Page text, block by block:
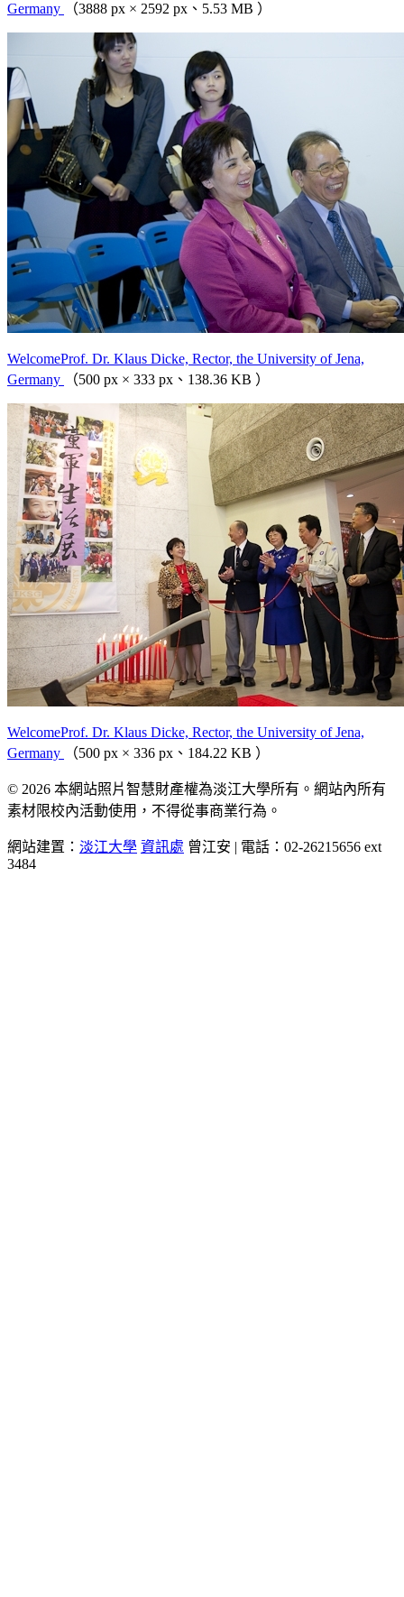
Germany （3888 px × 2592 px、5.53 MB ）
WelcomeProf. Dr. Klaus Dicke, Rector, the University of Jena,
Germany
（500 px × 333 px、138.36 KB ）
WelcomeProf. Dr. Klaus Dicke, Rector, the University of Jena,
Germany
（500 px × 336 px、184.22 KB ）
© 2026 本網站照片智慧財產權為淡江大學所有。網站內所有
素材限校內活動使用，不得從事商業行為。
網站建置： 淡江大學 資訊處 曾江安 | 電話：02-26215656 ext
3484